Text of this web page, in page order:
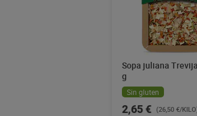
Sopa juliana
g
Sin gluten
2,65 € (26,50 €/